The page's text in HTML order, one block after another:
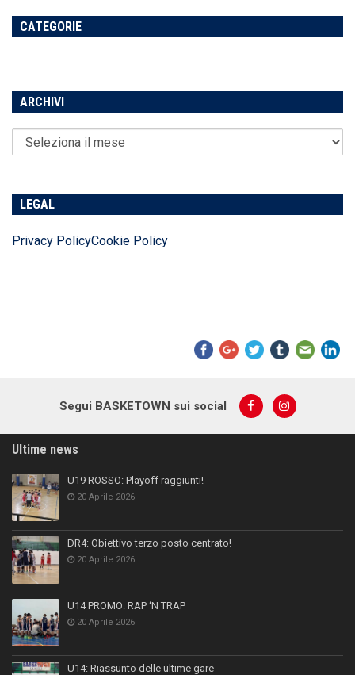
CATEGORIE
ARCHIVI
LEGAL
Privacy PolicyCookie Policy
Segui BASKETOWN sui social
Ultime news
U19 ROSSO: Playoff raggiunti!
20 Aprile 2026
DR4: Obiettivo terzo posto centrato!
20 Aprile 2026
U14 PROMO: RAP ‘N TRAP
20 Aprile 2026
U14: Riassunto delle ultime gare